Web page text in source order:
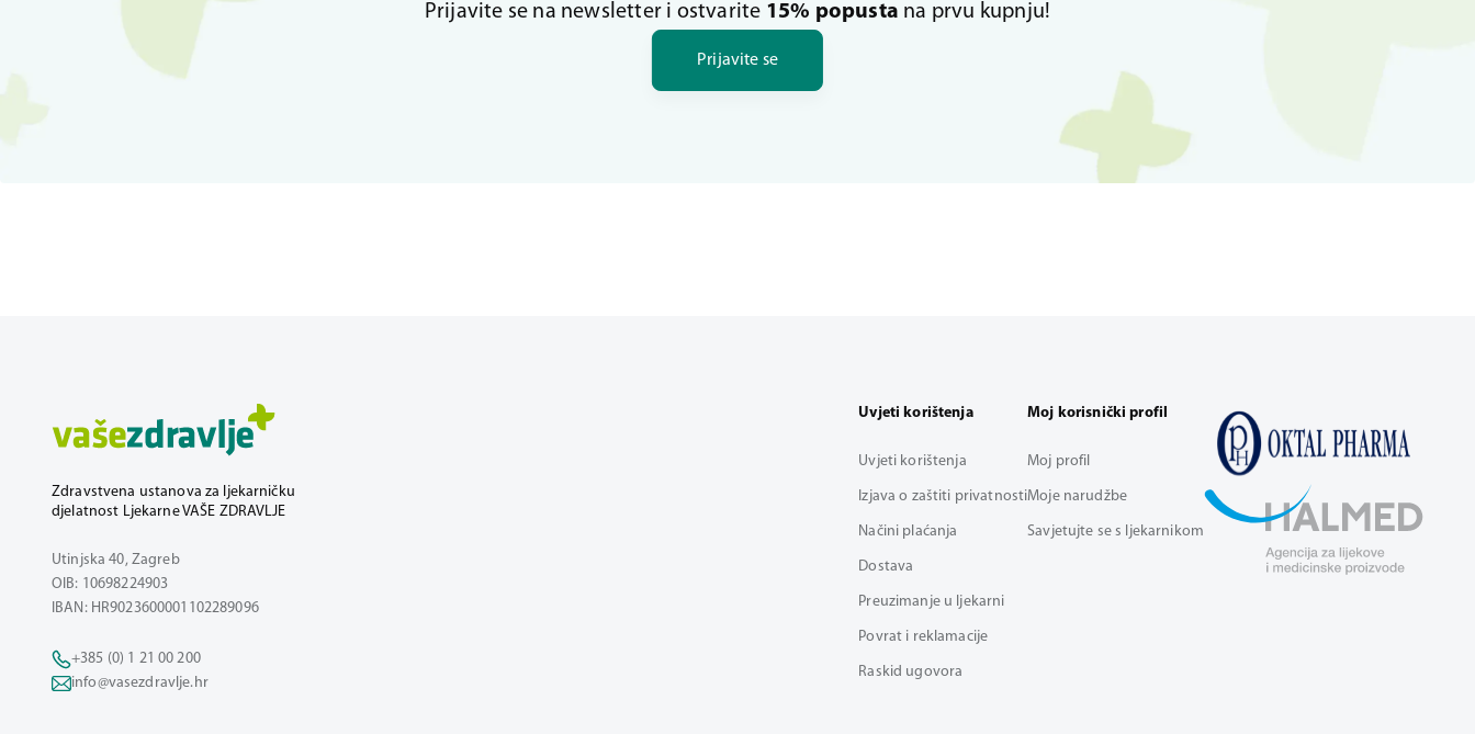
Prijavite se na newsletter i ostvarite 15% popusta na prvu kupnju!
Prijavite se
Zdravstvena ustanova za ljekarničku
djelatnost Ljekarne VAŠE ZDRAVLJE
Utinjska 40, Zagreb
OIB: 10698224903
IBAN: HR9023600001102289096
+385 (0) 1 21 00 200
info@vasezdravlje.hr
Uvjeti korištenja
Uvjeti korištenja
Izjava o zaštiti privatnosti
Načini plaćanja
Dostava
Preuzimanje u ljekarni
Povrat i reklamacije
Raskid ugovora
Moj korisnički profil
Moj profil
Moje narudžbe
Savjetujte se s ljekarnikom